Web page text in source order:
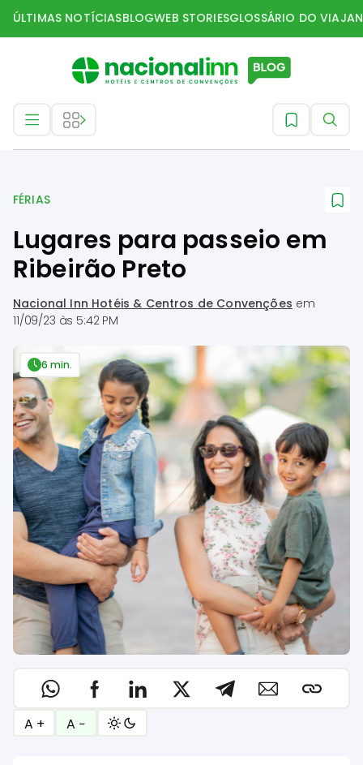
ÚLTIMAS NOTÍCIASBLOGWEB STORIESGLOSSÁRIO DO
FÉRIAS
Lugares para passeio em
Ribeirão Preto
Nacional Inn Hotéis & Centros de Convenções em
11/09/23 às 5:42 PM
6 min.
A + A −